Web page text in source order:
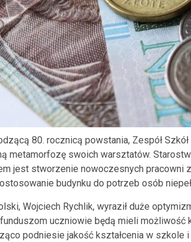
80. rocznicą powstania, Zespół
metamorfozę swoich warsztatów.
jest stworzenie nowoczesnych pracowni
budynku do potrzeb osób
Wojciech Rychlik, wyraził duże
uczniowie będą mieli możliwość
podniesie jakość kształcenia w szkole